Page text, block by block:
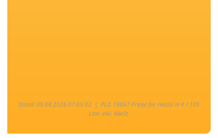
Stand: 09.08.2026 07:05:02 | PLZ: 19067 Preise für Heizöl in € / 100
Liter inkl. MwSt.